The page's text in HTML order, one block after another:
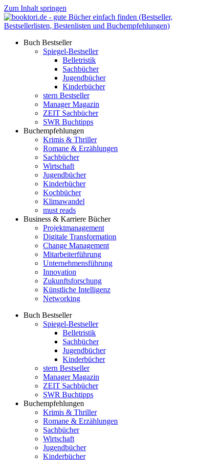
Zum Inhalt springen
Buch Bestseller
Spiegel-Bestseller
Belletristik
Sachbücher
Jugendbücher
Kinderbücher
stern Bestseller
Manager Magazin
ZEIT Sachbücher
SWR Buchtipps
Buchempfehlungen
Krimis & Thriller
Romane & Erzählungen
Sachbücher
Wirtschaft
Jugendbücher
Kinderbücher
Kochbücher
Klimawandel
must reads
Business & Karriere Bücher
Projektmanagement
Digitale Transformation
Change Management
Mitarbeiterführung
Unternehmensführung
Innovation
Zukunftsforschung
Künstliche Intelligenz
Networking
Buch Bestseller
Spiegel-Bestseller
Belletristik
Sachbücher
Jugendbücher
Kinderbücher
stern Bestseller
Manager Magazin
ZEIT Sachbücher
SWR Buchtipps
Buchempfehlungen
Krimis & Thriller
Romane & Erzählungen
Sachbücher
Wirtschaft
Jugendbücher
Kinderbücher